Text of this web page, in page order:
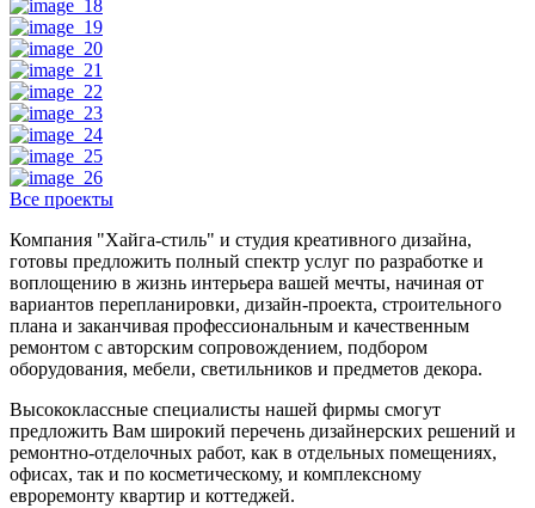
Все проекты
Компания "Хайга-стиль" и студия креативного дизайна,
готовы предложить полный спектр услуг по разработке и
воплощению в жизнь интерьера вашей мечты, начиная от
вариантов перепланировки, дизайн-проекта, строительного
плана и заканчивая профессиональным и качественным
ремонтом с авторским сопровождением, подбором
оборудования, мебели, светильников и предметов декора.
Высококлассные специалисты нашей фирмы смогут
предложить Вам широкий перечень дизайнерских решений и
ремонтно-отделочных работ, как в отдельных помещениях,
офисах, так и по косметическому, и комплексному
евроремонту квартир и коттеджей.